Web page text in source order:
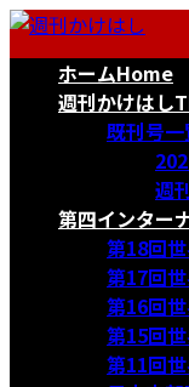
コ
ナ
ホームHome
週刊かけはし
既刊号
週
第四インター
第18回
第17回
第16回
第15回
第11回